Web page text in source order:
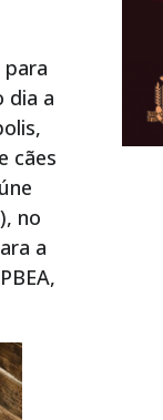
dia a
cães
no
a